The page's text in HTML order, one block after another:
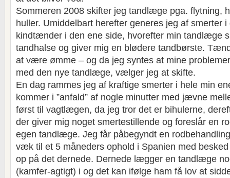
Sommeren 2008 skifter jeg tandlæge pga. flytning,
huller. Umiddelbart herefter generes jeg af smerter
kindtænder i den ene side, hvorefter min tandlæge
tandhalse og giver mig en blødere tandbørste.
at være ømme – og da jeg syntes at mine
med den nye tandlæge, vælger jeg at skifte.
En dag rammes jeg af kraftige smerter i hele min
kommer i ”anfald” af nogle minutter med jævne
først til vagtlægen, da jeg tror det er bihulerne,
der giver mig noget smertestillende og foreslår en
egen tandlæge. Jeg får påbegyndt en
væk til et 5 måneders ophold i Spanien med
op på det dernede. Dernede lægger en tandlæge
(kamfer-agtigt) i og det kan ifølge ham få lov at